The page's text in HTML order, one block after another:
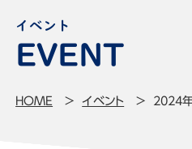
イベント
HOME イベント 2024